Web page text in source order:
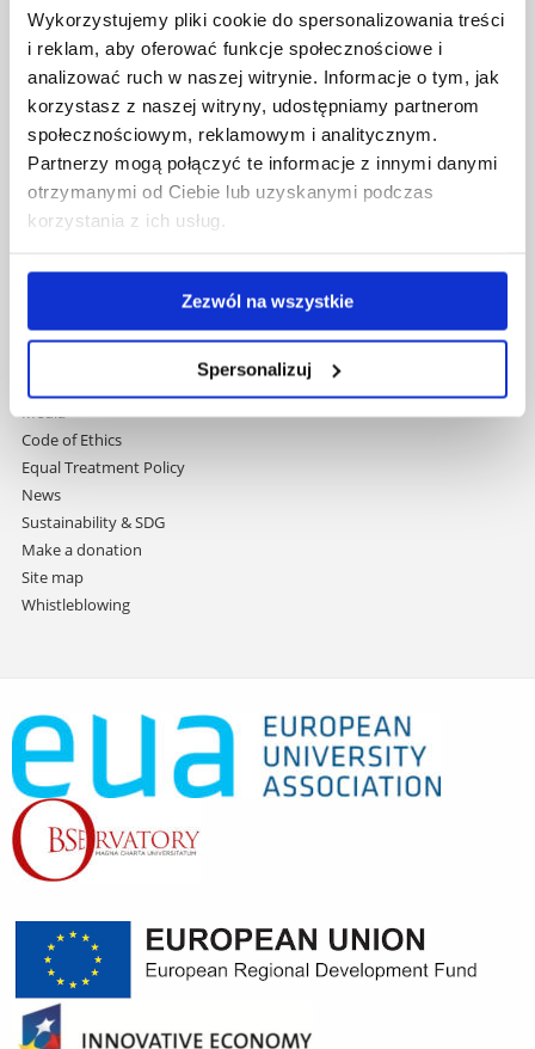
Wykorzystujemy pliki cookie do spersonalizowania treści
i reklam, aby oferować funkcje społecznościowe i
analizować ruch w naszej witrynie. Informacje o tym, jak
korzystasz z naszej witryny, udostępniamy partnerom
społecznościowym, reklamowym i analitycznym.
Partnerzy mogą połączyć te informacje z innymi danymi
otrzymanymi od Ciebie lub uzyskanymi podczas
korzystania z ich usług.
Zezwól na wszystkie
Spersonalizuj
Skip
navigation
Governance
Strategic Vision 2030
Faculties
Research Centres
Central Library
Doctoral School
Rzeszów University Press
University
International Relations Office
Programmes Taught in English
Media
Code of Ethics
Equal Treatment Policy
News
Sustainability & SDG
Make a donation
Site map
Whistleblowing